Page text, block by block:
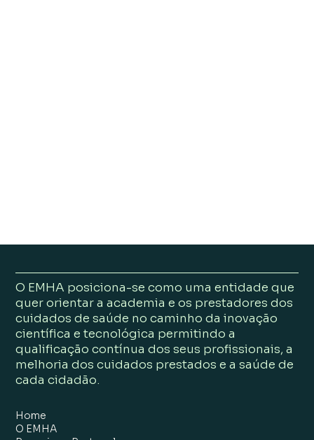
O EMHA posiciona-se como uma entidade que
quer orientar a academia e os prestadores dos
cuidados de saúde no caminho da inovação
científica e tecnológica permitindo a
qualificação contínua dos seus profissionais, a
melhoria dos cuidados prestados e a saúde de
cada cidadão.
Home
O EMHA